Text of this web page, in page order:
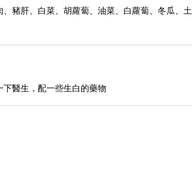
豬肝、白菜、胡蘿蔔、油菜、白蘿蔔、冬瓜、
醫生，配一些生白的藥物